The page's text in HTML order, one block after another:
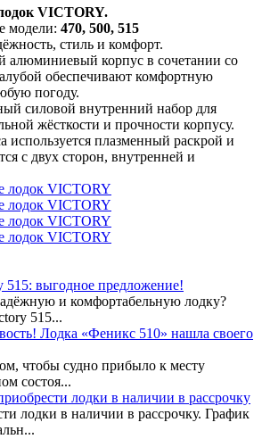
VICTORY.
модели: 470, 500, 515
стиль и комфорт.
корпус в сочетании со
обеспечивают комфортную
погоду.
силовой внутренний набор для
жёсткости и прочности корпусу.
используется плазменный раскрой и
с двух сторон, внутренней и
515: выгодное предложение!
и комфортабельную лодку?
515...
Лодка «Феникс 510» нашла своего
чтобы судно прибыло к месту
состоя...
лодки в наличии в рассрочку
лодки в наличии в рассрочку. График